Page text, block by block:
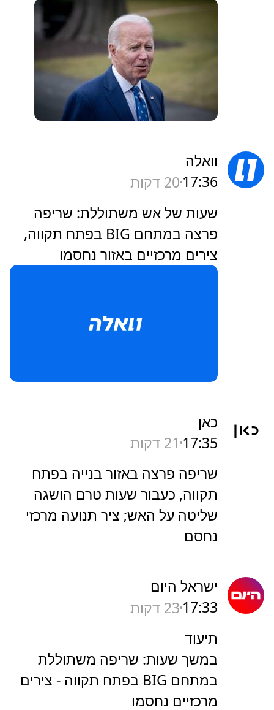
וואלה
17:36 20 דקות
שעות של אש משתוללת: שריפה
פרצה במתחם BIG בפתח תקווה,
צירים מרכזיים באזור נחסמו
כאן
17:35 21 דקות
שריפה פרצה באזור בנייה בפתח
תקווה, כעבור שעות טרם הושגה
שליטה על האש; ציר תנועה מרכזי
נחסם
ישראל היום
17:33 23 דקות
תיעוד
במשך שעות: שריפה משתוללת
במתחם BIG בפתח תקווה - צירים
מרכזיים נחסמו